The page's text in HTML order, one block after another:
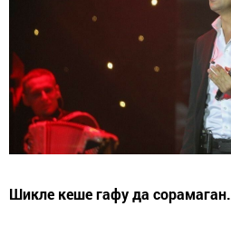
Шикле кеше гафу да сорамаган.